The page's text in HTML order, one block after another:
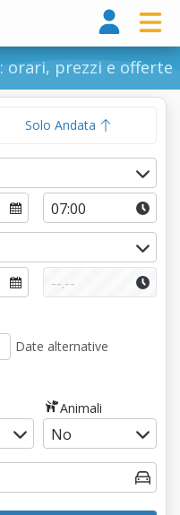
: orari, prezzi e offerte
Solo Andata
Date alternative
Animali